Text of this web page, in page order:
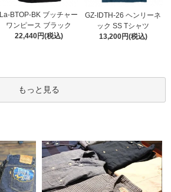
La-BTOP-BK ブッチャー
ワンピース ブラック
22,440円(税込)
GZ-IDTH-26 ヘンリーネ
ック SS Tシャツ
13,200円(税込)
もっと見る